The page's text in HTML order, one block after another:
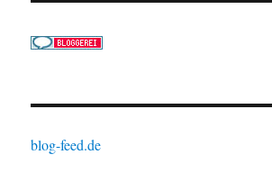
blog-feed.de